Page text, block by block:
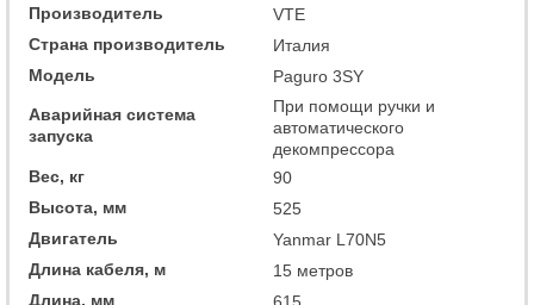
Производитель
VTE
Страна производитель
Италия
Модель
Paguro 3SY
Аварийная система
запуска
При помощи ручки и
автоматического
декомпрессора
Вес, кг
90
Высота, мм
525
Двигатель
Yanmar L70N5
Длина кабеля, м
15 метров
Длина, мм